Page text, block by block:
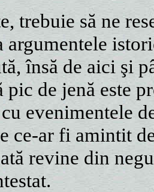
trebuie să ne
argumentele
însă de aici şi
pic de jenă este
evenimentele
ce-ar fi amintit
revine din